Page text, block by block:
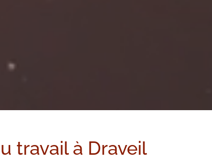
travail à Draveil